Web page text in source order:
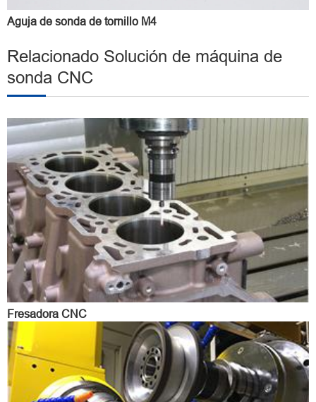
Aguja de sonda de tornillo M4
Relacionado Solución de máquina de
sonda CNC
Fresadora CNC